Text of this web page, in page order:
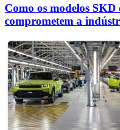
Como os modelos SKD
comprometem a